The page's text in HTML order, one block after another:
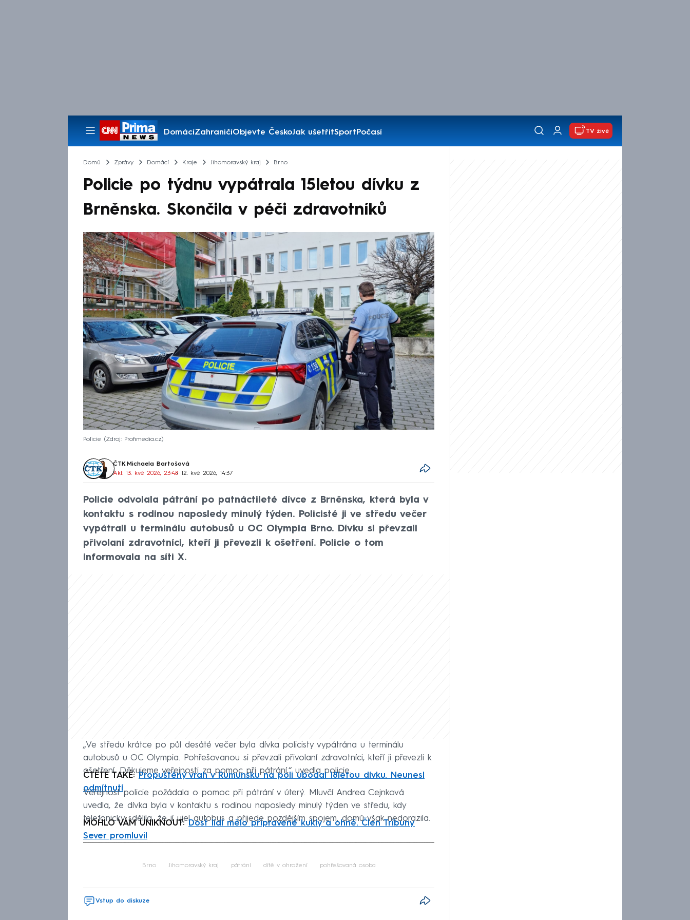
DomácíZahraničíObjevte ČeskoJak ušetřitSportPočasí
Pořady
TV živě
Domů Zprávy Domácí Kraje Jihomoravský kraj Brno
Policie po týdnu vypátrala 15letou dívku z
Brněnska. Skončila v péči zdravotníků
Policie Zdroj: Profimedia.cz
ČTK, Michaela Bartošová
Akt. 13. kvě 2026, 23:48• 12. kvě 2026, 14:37
Policie odvolala pátrání po patnáctileté dívce z Brněnska, která byla v
kontaktu s rodinou naposledy minulý týden. Policisté ji ve středu večer
vypátrali u terminálu autobusů u OC Olympia Brno. Dívku si převzali
přivolaní zdravotníci, kteří ji převezli k ošetření. Policie o tom
informovala na síti X.
„Ve středu krátce po půl desáté večer byla dívka policisty vypátrána u terminálu
autobusů u OC Olympia. Pohřešovanou si převzali přivolaní zdravotníci, kteří ji převezli k
ošetření. Děkujeme veřejnosti za pomoc při pátrání,“ uvedla policie.
ČTĚTE TAKÉ:Propuštěný vrah v Rumunsku na poli ubodal 18letou dívku. Neunesl
odmítnutí
Veřejnost policie požádala o pomoc při pátrání v úterý. Mluvčí Andrea Cejnková
uvedla, že dívka byla v kontaktu s rodinou naposledy minulý týden ve středu, kdy
telefonicky sdělila, že jí ujel autobus a přijede pozdějším spojem, domů však nedorazila.
MOHLO VÁM UNIKNOUT:Dost lidí mělo připravené kukly a ohně. Člen Tribuny
Sever promluvil
Brno Jihomoravský kraj pátrání dítě v ohrožení pohřešovaná osoba
Vstup do diskuze